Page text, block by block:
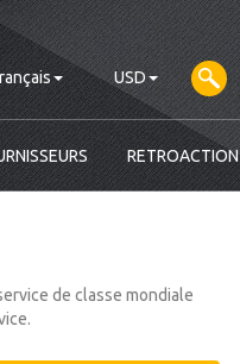
USD
RETROACTION
de classe mondiale